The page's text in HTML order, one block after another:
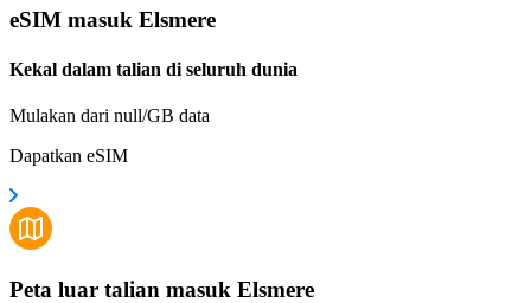
eSIM masuk Elsmere
Kekal dalam talian di seluruh dunia
Mulakan dari null/GB data
Dapatkan eSIM
Peta luar talian masuk Elsmere